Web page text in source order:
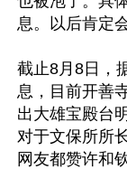
息。以后肯定
截止8月8日，
息，目前开善
出大雄宝殿台明
对于文保所所
网友都赞许和